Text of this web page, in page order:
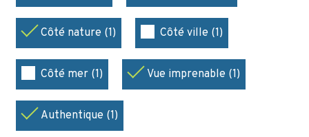
Côté nature (1) Côté ville (1)
Côté mer (1) Vue imprenable (1)
Authentique (1)